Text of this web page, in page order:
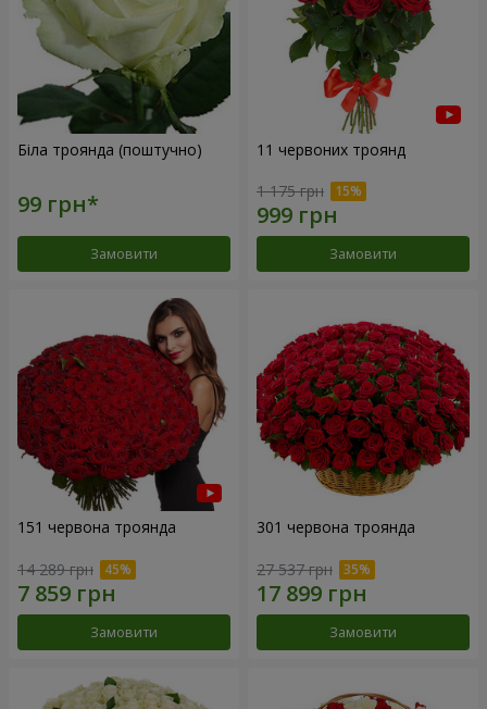
Біла троянда (поштучно)
Замовити
11 червоних троянд
1 175 грн
Замовити
151 червона троянда
14 289 грн
Замовити
301 червона троянда
27 537 грн
Замовити